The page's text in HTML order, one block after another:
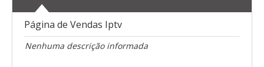
Página de Vendas Iptv
Nenhuma descrição informada